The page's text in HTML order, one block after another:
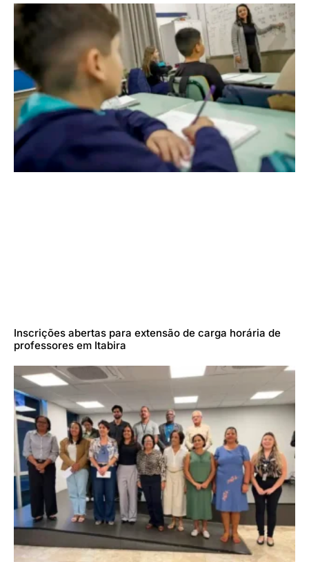
Inscrições abertas para extensão de carga horária de
professores em Itabira